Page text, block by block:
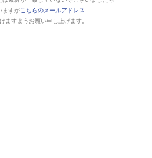
ますがこちらのメールアドレス
ますようお願い申し上げます。